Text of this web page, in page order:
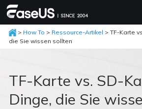
> How To > Ressource-Artikel > TF-Karte
die Sie wissen sollten
TF-Karte vs. SD-
Dinge, die Sie